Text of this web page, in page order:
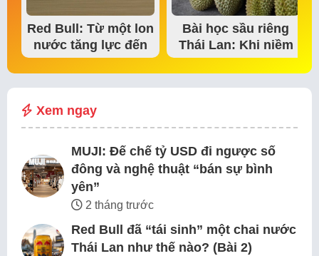
Red Bull: Từ một lon
nước tăng lực đến
đế chế thể…
Bài học sầu riêng
Thái Lan: Khi niềm
tin thị trường bắt…
Xem ngay
MUJI: Đế chế tỷ USD đi ngược số
đông và nghệ thuật “bán sự bình
yên”
2 tháng trước
Red Bull đã “tái sinh” một chai nước
Thái Lan như thế nào? (Bài 2)